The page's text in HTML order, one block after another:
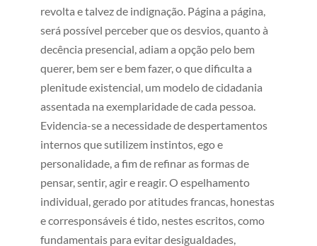
revolta e talvez de indignação. Página a página,
será possível perceber que os desvios, quanto à
decência presencial, adiam a opção pelo bem
querer, bem ser e bem fazer, o que dificulta a
plenitude existencial, um modelo de cidadania
assentada na exemplaridade de cada pessoa.
Evidencia-se a necessidade de despertamentos
internos que sutilizem instintos, ego e
personalidade, a fim de refinar as formas de
pensar, sentir, agir e reagir. O espelhamento
individual, gerado por atitudes francas, honestas
e corresponsáveis é tido, nestes escritos, como
fundamentais para evitar desigualdades,